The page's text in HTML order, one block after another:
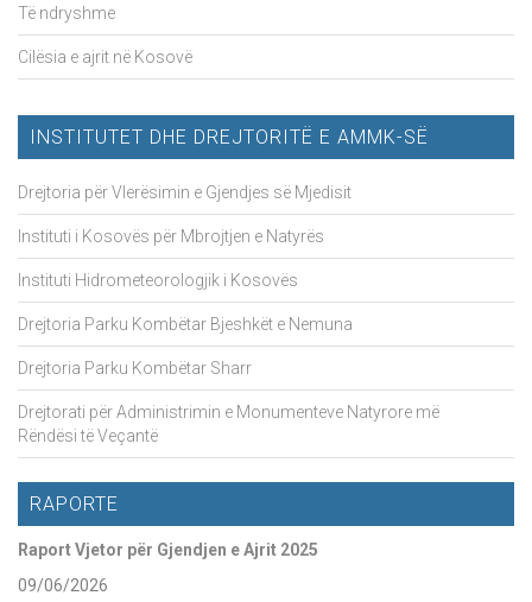
Të ndryshme
Cilësia e ajrit në Kosovë
INSTITUTET DHE DREJTORITË E AMMK-SË
Drejtoria për Vlerësimin e Gjendjes së Mjedisit
Instituti i Kosovës për Mbrojtjen e Natyrës
Instituti Hidrometeorologjik i Kosovës
Drejtoria Parku Kombëtar Bjeshkët e Nemuna
Drejtoria Parku Kombëtar Sharr
Drejtorati për Administrimin e Monumenteve Natyrore më
Rëndësi të Veçantë
RAPORTE
Raport Vjetor për Gjendjen e Ajrit 2025
09/06/2026